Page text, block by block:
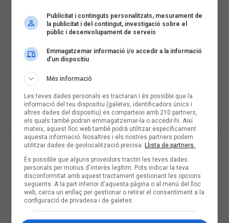
Publicitat i continguts personalitzats, mesurament de
la publicitat i del contingut, investigació sobre el
públic i desenvolupament de serveis
Emmagatzemar informació i/o accedir a la informació
d’un dispositiu
Més informació
Les teves dades personals es tractaran i és possible que la
informació del teu dispositiu (galetes, identificadors únics i
altres dades del dispositiu) es comparteixi amb 210 partners,
els quals també podran emmagatzemar-la o accedir-hi. Així
mateix, aquest lloc web també podrà utilitzar específicament
aquesta informació. Nosaltres i els nostres partners podem
utilitzar dades de geolocalització precisa. Llista de partners.
És possible que alguns proveïdors tractin les teves dades
personals per motius d'interès legítim. Pots indicar la teva
disconformitat amb aquest tractament gestionant les opcions
següents. A la part inferior d'aquesta pàgina o al menú del lloc
web, cerca un enllaç per gestionar o retirar el consentiment a la
configuració de privadesa i de galetes.